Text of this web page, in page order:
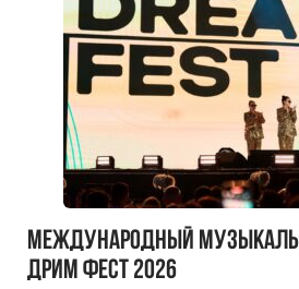
Международный
ДРИМ ФЕСТ 2026